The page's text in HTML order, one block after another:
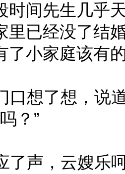
时间先生几乎
里已经没了结
了小家庭该有
想了想，说
？”
声，云嫂乐